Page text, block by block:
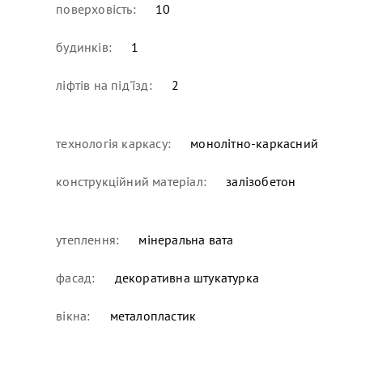
поверховість: 10
будинків: 1
ліфтів на під'їзд: 2
технологія каркасу: монолітно-каркасний
конструкційний матеріал: залізобетон
утеплення: мінеральна вата
фасад: декоративна штукатурка
вікна: металопластик